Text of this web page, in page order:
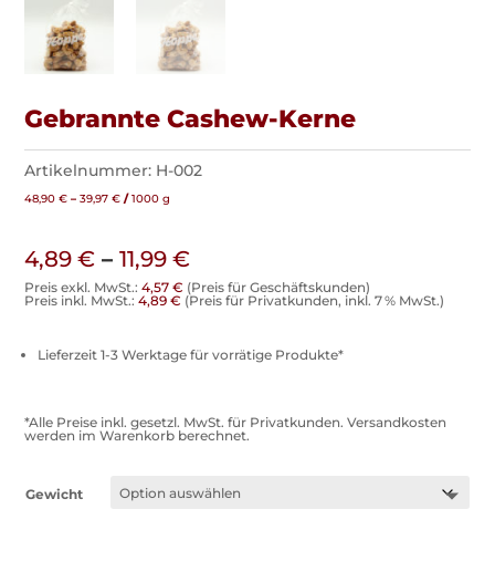
Gebrannte Cashew-Kerne
Artikelnummer: H-002
48,90€ –39,97€ /1000 g
4,89€ –11,99€
Preis exkl. MwSt.:4,57€ (Preis für Geschäftskunden)
Preis inkl. MwSt.:4,89€ (Preis für Privatkunden, inkl. 7 % MwSt.)
Lieferzeit 1-3 Werktage für vorrätige Produkte*
*Alle Preise inkl. gesetzl. MwSt. für Privatkunden. Versandkosten
werden im Warenkorb berechnet.
Gewicht